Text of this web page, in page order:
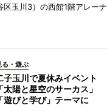
区玉川3）の西館1階アレーナ
る・遊ぶ
子玉川で夏休みイベント
「太陽と星空のサーカス」
「遊びと学び」テーマに